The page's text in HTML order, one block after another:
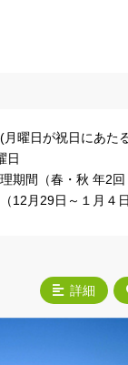
月曜日が祝日にあた
日
期間（春・秋 年2回
12月29日～１月４日
詳細